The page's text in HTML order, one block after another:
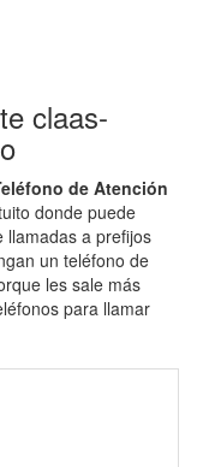
claas-
de Atención
donde puede
llamadas a prefijos
un teléfono de
les sale más
para llamar